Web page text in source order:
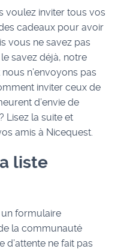
voulez inviter tous vos
cadeaux pour avoir
vous ne savez pas
savez déjà, notre
n’envoyons pas
inviter ceux de
d’envie de
Lisez la suite et
amis à Nicequest.
liste
formulaire
la communauté
d’attente ne fait pas